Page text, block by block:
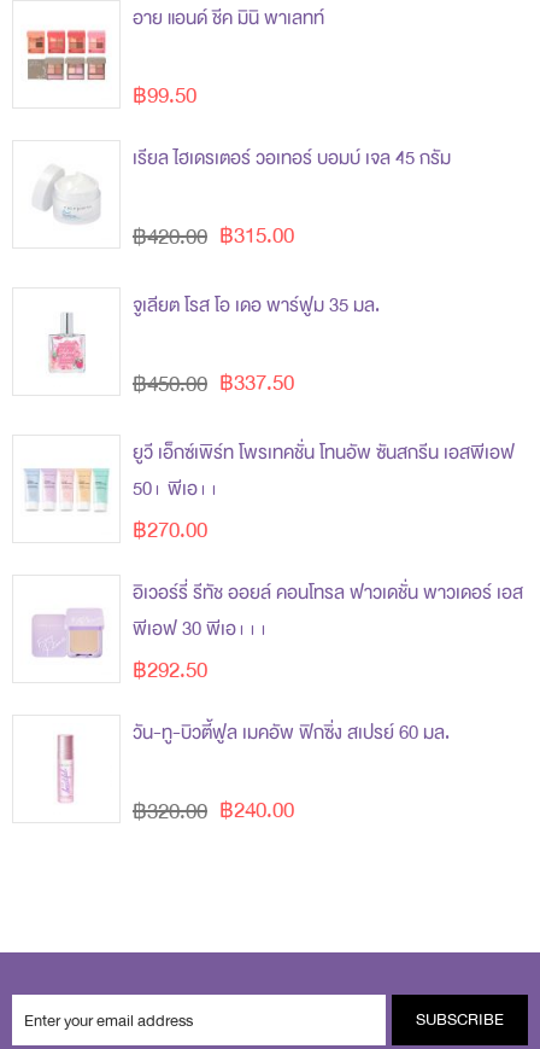
อาย แอนด์ ชีค มินิ พาเลทท์
฿99.50
เรียล ไฮเดรเตอร์ วอเทอร์ บอมบ์ เจล 45 กรัม
฿315.00
฿420.00
จูเลียต โรส โอ เดอ พาร์ฟูม 35 มล.
฿337.50
฿450.00
ยูวี เอ็กซ์เพิร์ท โพรเทคชั่น โทนอัพ ซันสกรีน เอสพีเอฟ
50+ พีเอ++
฿270.00
อิเวอร์รี่ รีทัช ออยล์ คอนโทรล ฟาวเดชั่น พาวเดอร์ เอส
พีเอฟ 30 พีเอ+++
฿292.50
วัน-ทู-บิวตี้ฟูล เมคอัพ ฟิกซิ่ง สเปรย์ 60 มล.
฿240.00
฿320.00
SUBSCRIBE